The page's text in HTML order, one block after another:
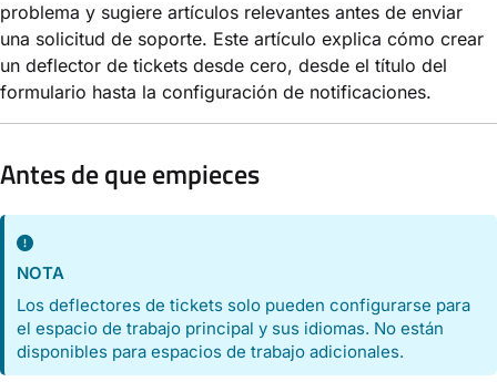
problema y sugiere artículos relevantes antes de enviar
una solicitud de soporte. Este artículo explica cómo crear
un deflector de tickets desde cero, desde el título del
formulario hasta la configuración de notificaciones.
Antes de que empieces
NOTA
Los deflectores de tickets solo pueden configurarse para
el espacio de trabajo principal y sus idiomas. No están
disponibles para espacios de trabajo adicionales.